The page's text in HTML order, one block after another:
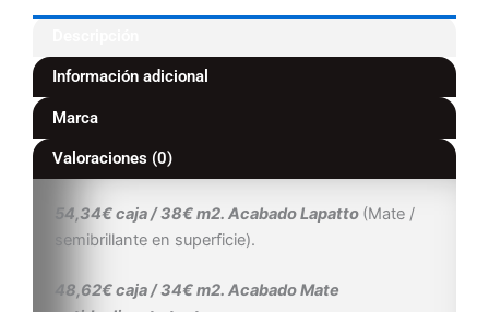
Información adicional
Marca
Valoraciones (0)
54,34€ caja / 38€ m2. Acabado Lapatto (Mate /
semibrillante en superficie).
48,62€ caja / 34€ m2. Acabado Mate